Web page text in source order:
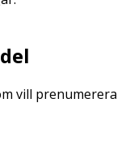
vill prenumerera